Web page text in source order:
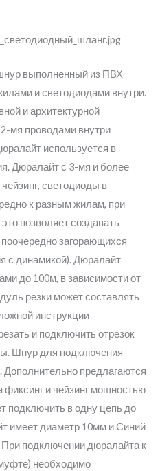
выполненный из ПВХ
и светодиодами внутри.
и архитектурной
мя проводами внутри
используется в
Дюралайт с 3-мя и более
светодиоды в
к разным жилам, при
позволяет создавать
загорающихся
с динамикой). Дюралайт
до 100м, в зависимости от
резки может составлять
инструкции
и подключить отрезок
Шнур для подключения
предлагаются
и чейзинг мощностью
подключить в одну цепь до
имеет диаметр 10мм и Синий
При подключении дюралайта к
необходимо